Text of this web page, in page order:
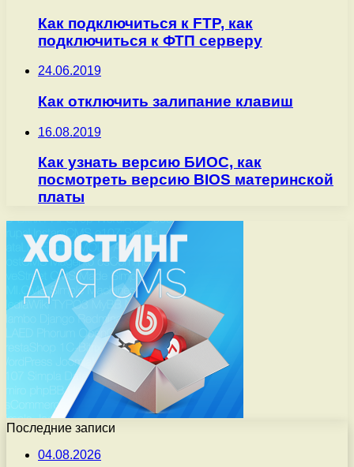
Как подключиться к FTP, как
подключиться к ФТП серверу
24.06.2019
Как отключить залипание клавиш
16.08.2019
Как узнать версию БИОС, как
посмотреть версию BIOS материнской
платы
Последние записи
04.08.2026